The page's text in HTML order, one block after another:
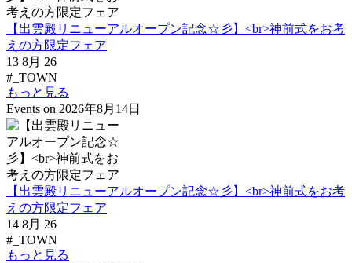
【出雲殿リニューアルオープン記念☆彡】<br>神前式をお考
えの方限定フェア
13 8月 26
#_TOWN
もっと見る
Events on 2026年8月14日
【出雲殿リニューアルオープン記念☆彡】<br>神前式をお考
えの方限定フェア
14 8月 26
#_TOWN
もっと見る